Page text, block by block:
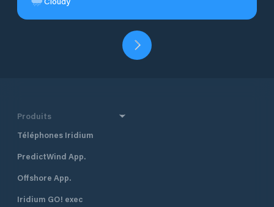
Produits
Téléphones Iridium
PredictWind App.
Offshore App.
Iridium GO! exec